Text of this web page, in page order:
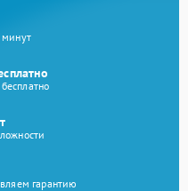
минут
гарантию